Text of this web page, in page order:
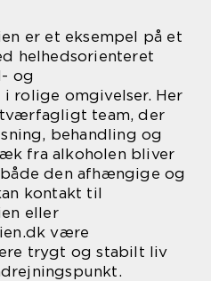
er et eksempel på et
helhedsorienteret
og
rolige omgivelser. Her
team, der
behandling og
fra alkoholen bliver
den afhængige og
kontakt til
eller
være
trygt og stabilt liv